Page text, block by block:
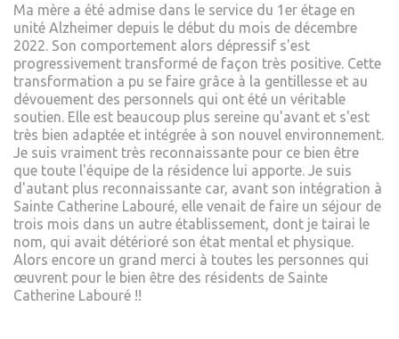
Ma mère a été admise dans le service du 1er étage en
unité Alzheimer depuis le début du mois de décembre
2022. Son comportement alors dépressif s'est
progressivement transformé de façon très positive. Cette
transformation a pu se faire grâce à la gentillesse et au
dévouement des personnels qui ont été un véritable
soutien. Elle est beaucoup plus sereine qu'avant et s'est
très bien adaptée et intégrée à son nouvel environnement.
Je suis vraiment très reconnaissante pour ce bien être
que toute l'équipe de la résidence lui apporte. Je suis
d'autant plus reconnaissante car, avant son intégration à
Sainte Catherine Labouré, elle venait de faire un séjour de
trois mois dans un autre établissement, dont je tairai le
nom, qui avait détérioré son état mental et physique.
Alors encore un grand merci à toutes les personnes qui
œuvrent pour le bien être des résidents de Sainte
Catherine Labouré !!